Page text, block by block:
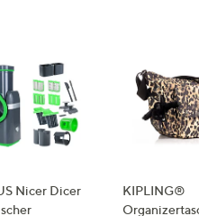
Nicer Dicer
KIPLING®